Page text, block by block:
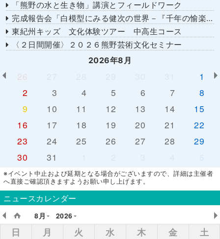
「熊野の水と生き物」講演とフィールドワーク
完成報告会「白模型にみる健次の世界－『千年の愉楽』『奇蹟』より－」
東紀州キッズ 文化体験ツアー 中高生コース
〈２日間開催〉２０２６熊野芸術文化セミナー
2026年8月
26
1
2
3 4 5 6 7
8
9
10 11 12 13 14
15
16
17 18 19 20 21
22
23
24 25 26 27 28
29
30
31 5
※イベント中止および延期となる場合がございますので、詳細は主催者
へ直接ご確認頂きますようお願い申し上げます。
ニュースカレンダー
8月
2026
日 月 火 水 木 金
土